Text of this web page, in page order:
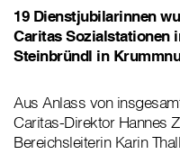
19 Dienstjubilarinnen
Caritas Sozialstationen
Steinbründl in
Aus Anlass von
Caritas-Direktor Hannes
Bereichsleiterin Karin